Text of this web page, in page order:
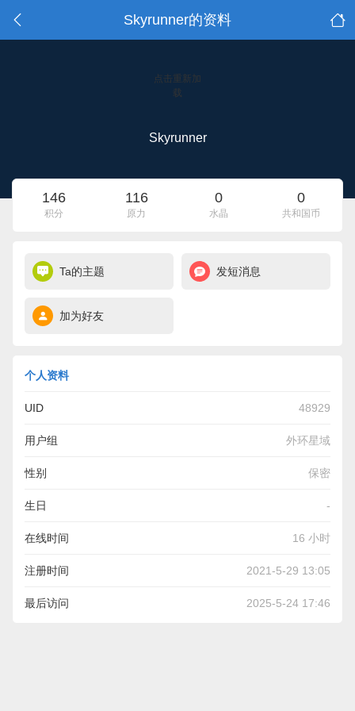
Skyrunner的资料
点击重新加
载
Skyrunner
146
积分
116
原力
0
水晶
0
共和国币
Ta的主题 发短消息
加为好友
个人资料
UID 48929
用户组 外环星域
性别 保密
生日 -
在线时间 16 小时
注册时间 2021-5-29 13:05
最后访问 2025-5-24 17:46